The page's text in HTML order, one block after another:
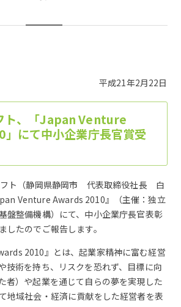
平成21年2月22日
ト、「Japan Venture
にて中小企業庁長官賞受
ト（静岡県静岡市 代表取締役社長 白
Venture Awards 2010』（主催：独立
整備機構）にて、中小企業庁長官表彰
したのでご報告します。
2010』とは、起業家精神に富む経営
技術を持ち、リスクを恐れず、目標に向
者）や起業を通じて自らの夢を実現した
地域社会・経済に貢献をした経営者を表